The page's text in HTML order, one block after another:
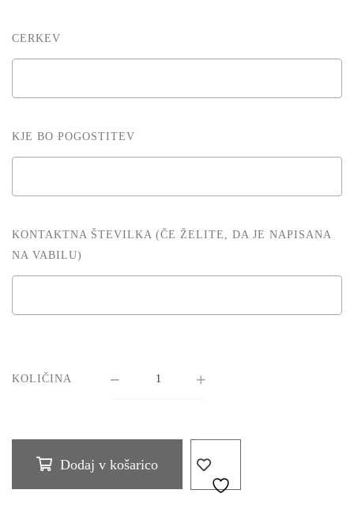
CERKEV
KJE BO POGOSTITEV
KONTAKTNA ŠTEVILKA (ČE ŽELITE, DA JE NAPISANA
NA VABILU)
KOLIČINA
Dodaj v košarico